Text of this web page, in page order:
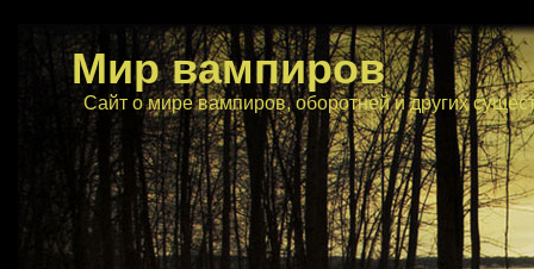
Мир вампиров
Сайт о мире вампиров, оборотней и других